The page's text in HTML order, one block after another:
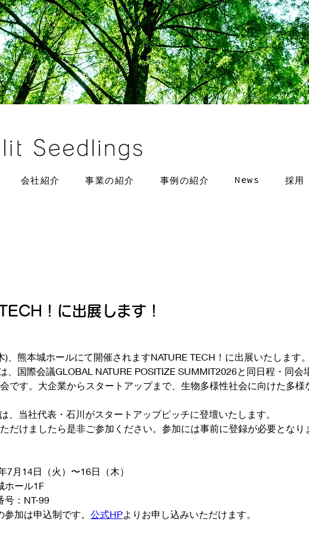
会社紹介 事業の紹介 事例の紹介 News 採用
！に出展します！
)、熊本城ホールにて開催されますNATURE TECH！に出展いたします
、国際会議GLOBAL NATURE POSITIZE SUMMIT2026と同日程・同
です。大企業からスタートアップまで、生物多様性社会に向けた多
、当社代表・石川がスタートアップピッチに登壇いたします。
だけましたら是非ご参加ください。参加には事前に登録が必要とな
7月14日（火）〜16日（木）
ホール1F
号：NT-99
加は申込制です。 公式HPよりお申し込みいただけます。